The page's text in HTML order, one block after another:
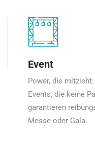
Event
Power, die
Events, die keine
garantieren
Messe oder Gala.